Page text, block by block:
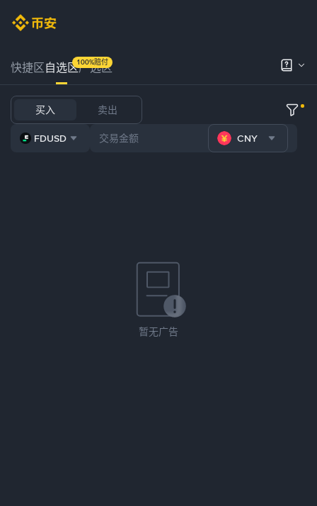
快捷区自选区严选区
100%赔付
买入 卖出
FDUSD CNY
暂无广告